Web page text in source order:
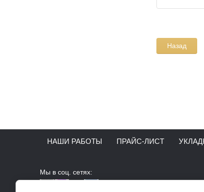
Назад
НАШИ РАБОТЫ ПРАЙС-ЛИСТ
Мы в соц. сетях: